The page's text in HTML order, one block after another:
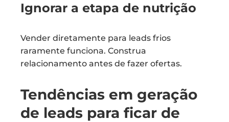
Ignorar a etapa de nutrição
Vender diretamente para leads frios
raramente funciona. Construa
relacionamento antes de fazer ofertas.
Tendências em geração
de leads para ficar de